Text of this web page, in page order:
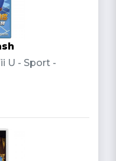
U - Sport -